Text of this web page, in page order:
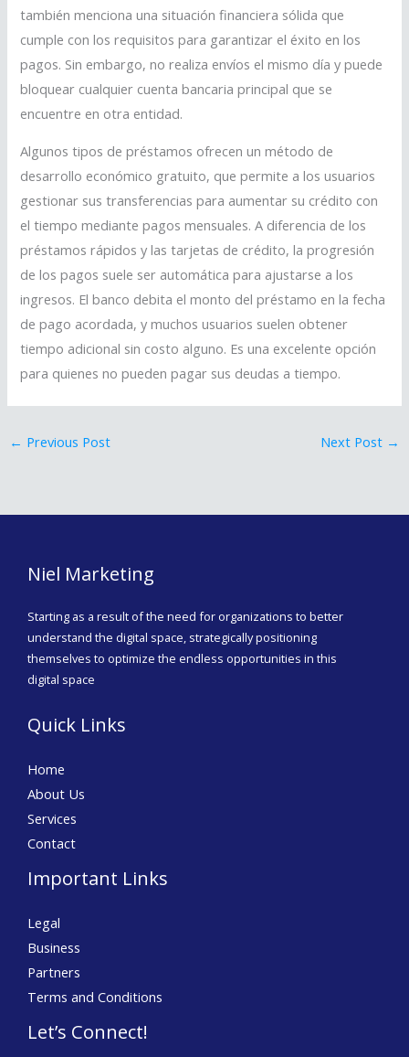
también menciona una situación financiera sólida que
cumple con los requisitos para garantizar el éxito en los
pagos. Sin embargo, no realiza envíos el mismo día y puede
bloquear cualquier cuenta bancaria principal que se
encuentre en otra entidad.
Algunos tipos de préstamos ofrecen un método de
desarrollo económico gratuito, que permite a los usuarios
gestionar sus transferencias para aumentar su crédito con
el tiempo mediante pagos mensuales. A diferencia de los
préstamos rápidos y las tarjetas de crédito, la progresión
de los pagos suele ser automática para ajustarse a los
ingresos. El banco debita el monto del préstamo en la fecha
de pago acordada, y muchos usuarios suelen obtener
tiempo adicional sin costo alguno. Es una excelente opción
para quienes no pueden pagar sus deudas a tiempo.
← Previous Post Next Post →
Niel Marketing
Starting as a result of the need for organizations to better
understand the digital space, strategically positioning
themselves to optimize the endless opportunities in this
digital space
Quick Links
Home
About Us
Services
Contact
Important Links
Legal
Business
Partners
Terms and Conditions
Let’s Connect!